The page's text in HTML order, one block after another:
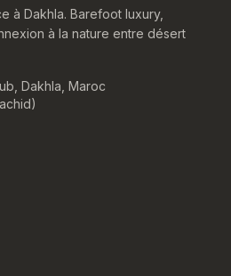
à Dakhla. Barefoot luxury,
à la nature entre désert
Dakhla, Maroc